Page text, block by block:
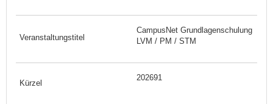
CampusNet Grundlagenschulung
LVM / PM / STM
202691